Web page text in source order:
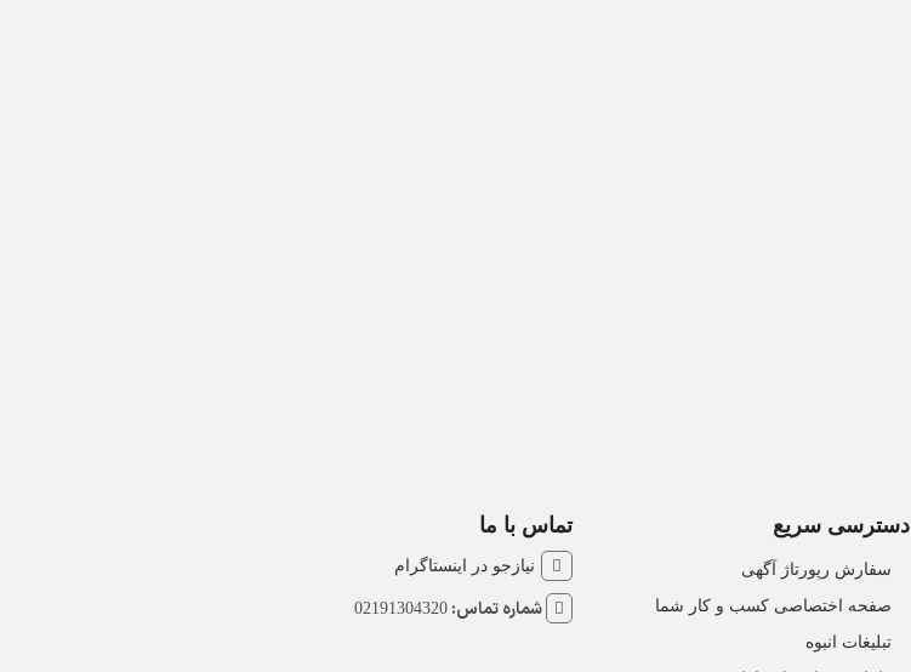
دسترسی سریع
سفارش رپورتاژ آگهی
صفحه اختصاصی کسب و کار شما
تبلیغات انبوه
تماس با ما
نیازجو در اینستاگرام
شماره تماس: 02191304320